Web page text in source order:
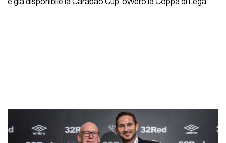
è già disponibile la Carabao Cup, ovvero la Coppa di Lega.